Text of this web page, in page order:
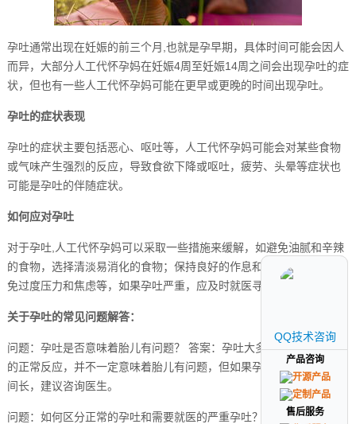
孕吐通常出现在妊娠的前三个月,也就是孕早期，具体时间可能会因人
而异，大部分人工代怀孕妈在妊娠4周至妊娠14周之间会出现孕吐的症
状，但也有一些人工代怀孕妈可能在更早或更晚的时间出现孕吐。
孕吐的症状表现
孕吐的症状主要包括恶心、呕吐等，人工代怀孕妈可能会对某些食物
或气味产生强烈的反应，导致食欲下降或呕吐，疲劳、头晕等症状也
可能是孕吐的伴随症状。
如何应对孕吐
对于孕吐,人工代怀孕妈可以采取一些措施来缓解，如避免油腻和辛辣
的食物，选择清淡易消化的食物；保持良好的作息和充足的睡眠；避
免过度压力和焦虑等，如果孕吐严重，应及时就医寻求医生的帮助。
关于孕吐的常见问题解答：
问题：孕吐是否意味着胎儿有问题？ 答案：孕吐大多数情况下是妊娠
的正常反应，并不一定意味着胎儿有问题，但如果孕吐严重且持续时
间长，建议咨询医生。
问题：如何区分正常的孕吐和需要就医的严重孕吐？ 答案：正常的孕
QQ技术咨询
产品咨询
售后服务
QQ技术咨询
产品咨询
售后服务